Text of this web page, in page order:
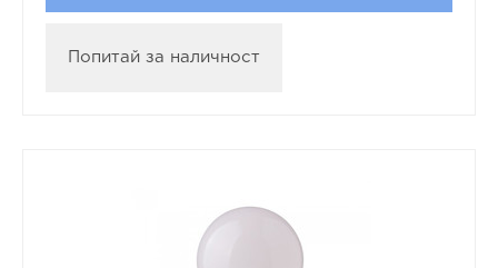
Попитай за наличност